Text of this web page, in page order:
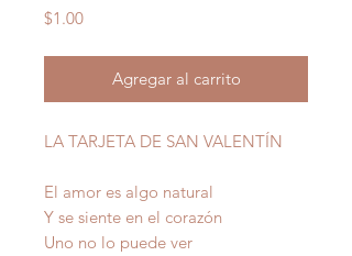
$1.00Precio
Agregar al carrito
LA TARJETA DE SAN VALENTÍN
El amor es algo natural
Y se siente en el corazón
Uno no lo puede ver